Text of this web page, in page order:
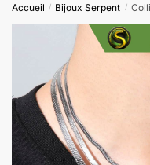
Accueil / Bijoux Serpent /